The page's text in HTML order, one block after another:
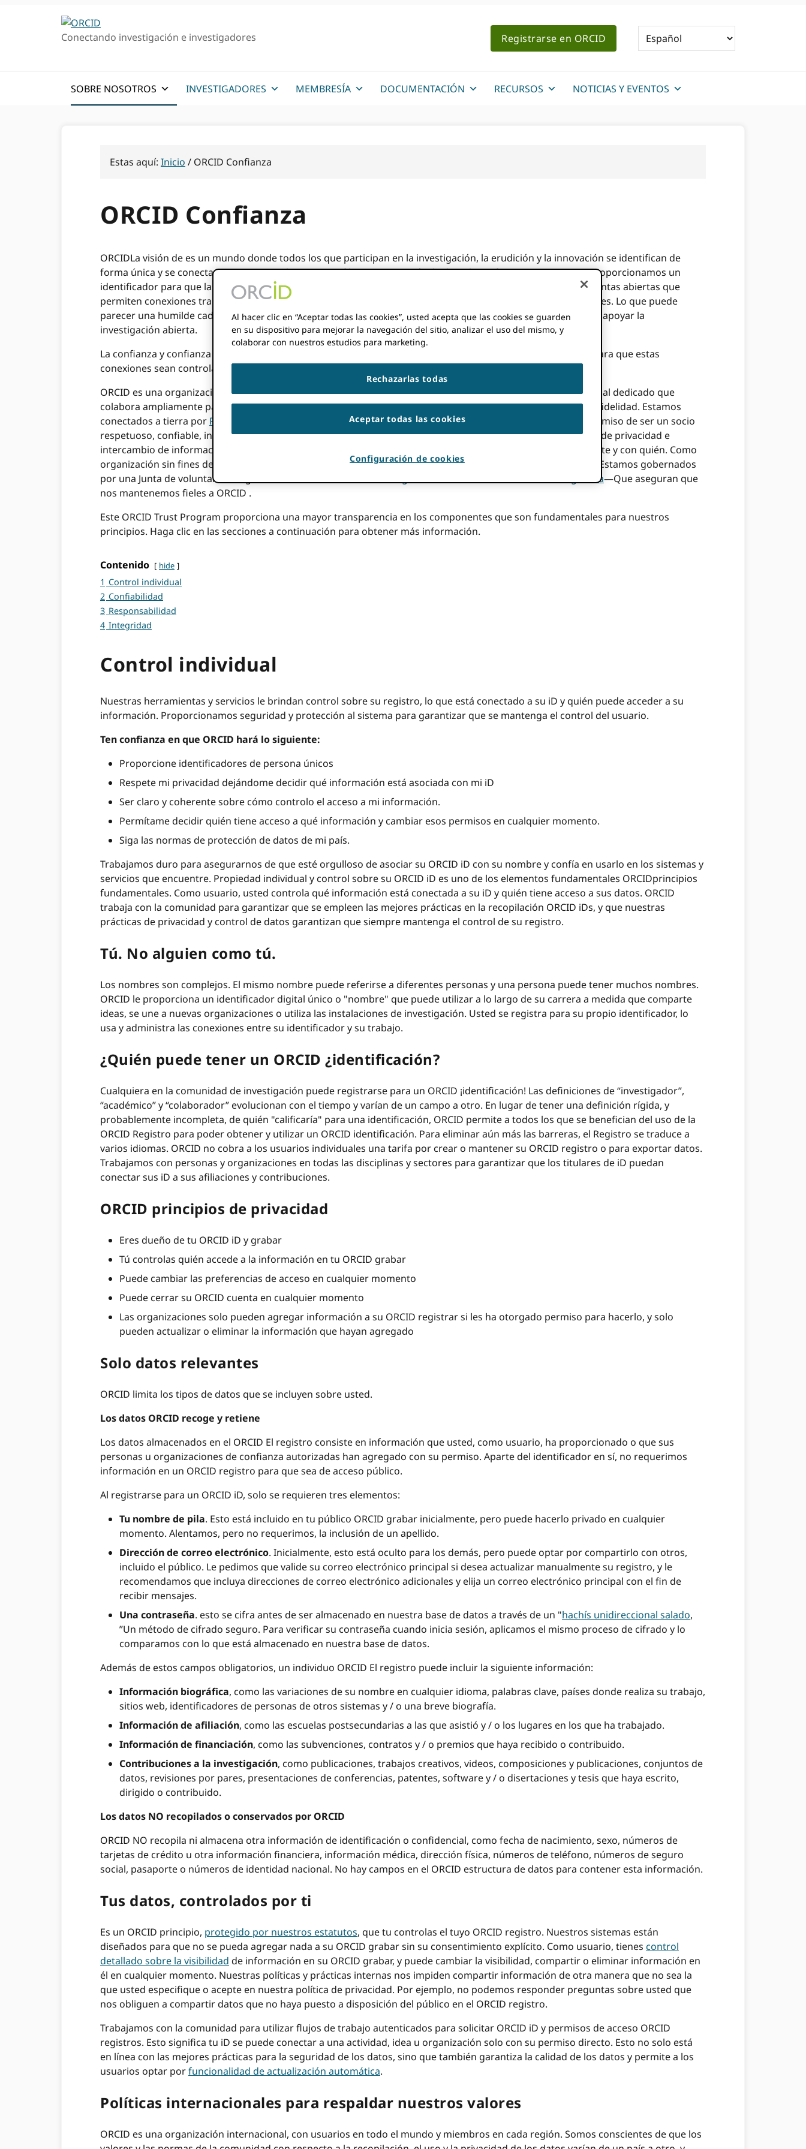
Conectando investigación e investigadores Registrarse en ORCID
SOBRE NOSOTROS INVESTIGADORES MEMBRESÍA DOCUMENTACIÓN RECURSOS NOTICIAS Y EVENTOS
Estas aquí: Inicio / ORCID Confianza
ORCID Confianza
ORCIDLa visión de es un mundo donde todos los que participan en la investigación, la erudición y la innovación se identifican de
forma única y se conectan con sus contribuciones y afiliaciones a través de disciplinas, fronteras y tiempos. Proporcionamos un
identificador para que las personas lo usen con su nombre cuando comparten sus ideas. Brindamos herramientas abiertas que
permiten conexiones transparentes entre investigadores e identificadores para sus contribuciones y afiliaciones. Lo que puede
parecer una humilde cadena alfanumérica, de hecho ofrece oportunidades cruciales para generar confianza y apoyar la
investigación abierta.
La confianza y confianza es importante para nosotros. Hemos implementado controles, políticas y prácticas para que estas
conexiones sean controladas por investigadores y la fuente de cada conexión se articule abiertamente.
ORCID es una organización construida y administrada por la comunidad. Contamos con un equipo internacional dedicado que
colabora ampliamente para construir una infraestructura de información de investigación duradera y de alta fidelidad. Estamos
conectados a tierra por Principios de 10
que guían nuestro trabajo. Estos principios enfatizan nuestro compromiso de ser un socio
respetuoso, confiable, inclusivo y responsable de la comunidad de investigación. Respetamos las necesidades de privacidad e
intercambio de información de las personas que tienen ORCID iDs, que controlan si su información se comparte y con quién. Como
organización sin fines de lucro, no estamos incentivados a beneficiarnos de la información que se nos confía. Estamos gobernados
por una Junta de voluntarios elegidos entre nuestra membresía:
organizaciones en la comunidad investigadora—Que aseguran que
nos mantenemos fieles a ORCID .
Este ORCID Trust Program proporciona una mayor transparencia en los componentes que son fundamentales para nuestros
principios. Haga clic en las secciones a continuación para obtener más información.
Contenido hide
1 Control individual
2 Confiabilidad
3 Responsabilidad
4 Integridad
Control individual
Nuestras herramientas y servicios le brindan control sobre su registro, lo que está conectado a su iD y quién puede acceder a su
información. Proporcionamos seguridad y protección al sistema para garantizar que se mantenga el control del usuario.
Ten confianza en que ORCID hará lo siguiente:
Proporcione identificadores de persona únicos
Respete mi privacidad dejándome decidir qué información está asociada con mi iD
Ser claro y coherente sobre cómo controlo el acceso a mi información.
Permítame decidir quién tiene acceso a qué información y cambiar esos permisos en cualquier momento.
Siga las normas de protección de datos de mi país.
Trabajamos duro para asegurarnos de que esté orgulloso de asociar su ORCID iD con su nombre y confía en usarlo en los sistemas y
servicios que encuentre. Propiedad individual y control sobre su ORCID iD es uno de los elementos fundamentales ORCIDprincipios
fundamentales. Como usuario, usted controla qué información está conectada a su iD y quién tiene acceso a sus datos. ORCID
trabaja con la comunidad para garantizar que se empleen las mejores prácticas en la recopilación ORCID iDs, y que nuestras
prácticas de privacidad y control de datos garantizan que siempre mantenga el control de su registro.
Tú. No alguien como tú.
Los nombres son complejos. El mismo nombre puede referirse a diferentes personas y una persona puede tener muchos nombres.
ORCID le proporciona un identificador digital único o "nombre" que puede utilizar a lo largo de su carrera a medida que comparte
ideas, se une a nuevas organizaciones o utiliza las instalaciones de investigación. Usted se registra para su propio identificador, lo
usa y administra las conexiones entre su identificador y su trabajo.
¿Quién puede tener un ORCID ¿identificación?
Cualquiera en la comunidad de investigación puede registrarse para un ORCID ¡identificación! Las definiciones de “investigador”,
“académico” y “colaborador” evolucionan con el tiempo y varían de un campo a otro. En lugar de tener una definición rígida, y
probablemente incompleta, de quién "calificaría" para una identificación, ORCID permite a todos los que se benefician del uso de la
ORCID Registro para poder obtener y utilizar un ORCID identificación. Para eliminar aún más las barreras, el Registro se traduce a
varios idiomas. ORCID no cobra a los usuarios individuales una tarifa por crear o mantener su ORCID registro o para exportar datos.
Trabajamos con personas y organizaciones en todas las disciplinas y sectores para garantizar que los titulares de iD puedan
conectar sus iD a sus afiliaciones y contribuciones.
ORCID principios de privacidad
Eres dueño de tu ORCID iD y grabar
Tú controlas quién accede a la información en tu ORCID grabar
Puede cambiar las preferencias de acceso en cualquier momento
Puede cerrar su ORCID cuenta en cualquier momento
Las organizaciones solo pueden agregar información a su ORCID registrar si les ha otorgado permiso para hacerlo, y solo
pueden actualizar o eliminar la información que hayan agregado
Solo datos relevantes
ORCID limita los tipos de datos que se incluyen sobre usted.
Los datos ORCID recoge y retiene
Los datos almacenados en el ORCID El registro consiste en información que usted, como usuario, ha proporcionado o que sus
personas u organizaciones de confianza autorizadas han agregado con su permiso. Aparte del identificador en sí, no requerimos
información en un ORCID registro para que sea de acceso público.
Al registrarse para un ORCID iD, solo se requieren tres elementos:
Tu nombre de pila. Esto está incluido en tu público ORCID grabar inicialmente, pero puede hacerlo privado en cualquier
momento. Alentamos, pero no requerimos, la inclusión de un apellido.
Dirección de correo electrónico. Inicialmente, esto está oculto para los demás, pero puede optar por compartirlo con otros,
incluido el público. Le pedimos que valide su correo electrónico principal si desea actualizar manualmente su registro, y le
recomendamos que incluya direcciones de correo electrónico adicionales y elija un correo electrónico principal con el fin de
recibir mensajes.
Una contraseña. esto se cifra antes de ser almacenado en nuestra base de datos a través de un "hachís unidireccional salado,
”Un método de cifrado seguro. Para verificar su contraseña cuando inicia sesión, aplicamos el mismo proceso de cifrado y lo
comparamos con lo que está almacenado en nuestra base de datos.
Además de estos campos obligatorios, un individuo ORCID El registro puede incluir la siguiente información:
Información biográfica, como las variaciones de su nombre en cualquier idioma, palabras clave, países donde realiza su trabajo,
sitios web, identificadores de personas de otros sistemas y / o una breve biografía.
Información de afiliación, como las escuelas postsecundarias a las que asistió y / o los lugares en los que ha trabajado.
Información de financiación, como las subvenciones, contratos y / o premios que haya recibido o contribuido.
Contribuciones a la investigación, como publicaciones, trabajos creativos, videos, composiciones y publicaciones, conjuntos de
datos, revisiones por pares, presentaciones de conferencias, patentes, software y / o disertaciones y tesis que haya escrito,
dirigido o contribuido.
Los datos NO recopilados o conservados por ORCID
ORCID NO recopila ni almacena otra información de identificación o confidencial, como fecha de nacimiento, sexo, números de
tarjetas de crédito u otra información financiera, información médica, dirección física, números de teléfono, números de seguro
social, pasaporte o números de identidad nacional. No hay campos en el ORCID estructura de datos para contener esta información.
Tus datos, controlados por ti
Es un ORCID principio, protegido por nuestros estatutos, que tu controlas el tuyo ORCID registro. Nuestros sistemas están
diseñados para que no se pueda agregar nada a su ORCID grabar sin su consentimiento explícito. Como usuario, tienes control
detallado sobre la visibilidad de información en su ORCID grabar, y puede cambiar la visibilidad, compartir o eliminar información en
él en cualquier momento. Nuestras políticas y prácticas internas nos impiden compartir información de otra manera que no sea la
que usted especifique o acepte en nuestra política de privacidad. Por ejemplo, no podemos responder preguntas sobre usted que
nos obliguen a compartir datos que no haya puesto a disposición del público en el ORCID registro.
Trabajamos con la comunidad para utilizar flujos de trabajo autenticados para solicitar ORCID iD y permisos de acceso ORCID
registros. Esto significa tu iD se puede conectar a una actividad, idea u organización solo con su permiso directo. Esto no solo está
en línea con las mejores prácticas para la seguridad de los datos, sino que también garantiza la calidad de los datos y permite a los
usuarios optar porfuncionalidad de actualización automática.
Políticas internacionales para respaldar nuestros valores
ORCID es una organización internacional, con usuarios en todo el mundo y miembros en cada región. Somos conscientes de que los
Al hacer clic en “Aceptar todas las cookies”, usted acepta que las cookies se guarden
en su dispositivo para mejorar la navegación del sitio, analizar el uso del mismo, y
colaborar con nuestros estudios para marketing.
Rechazarlas todas
Aceptar todas las cookies
Configuración de cookies